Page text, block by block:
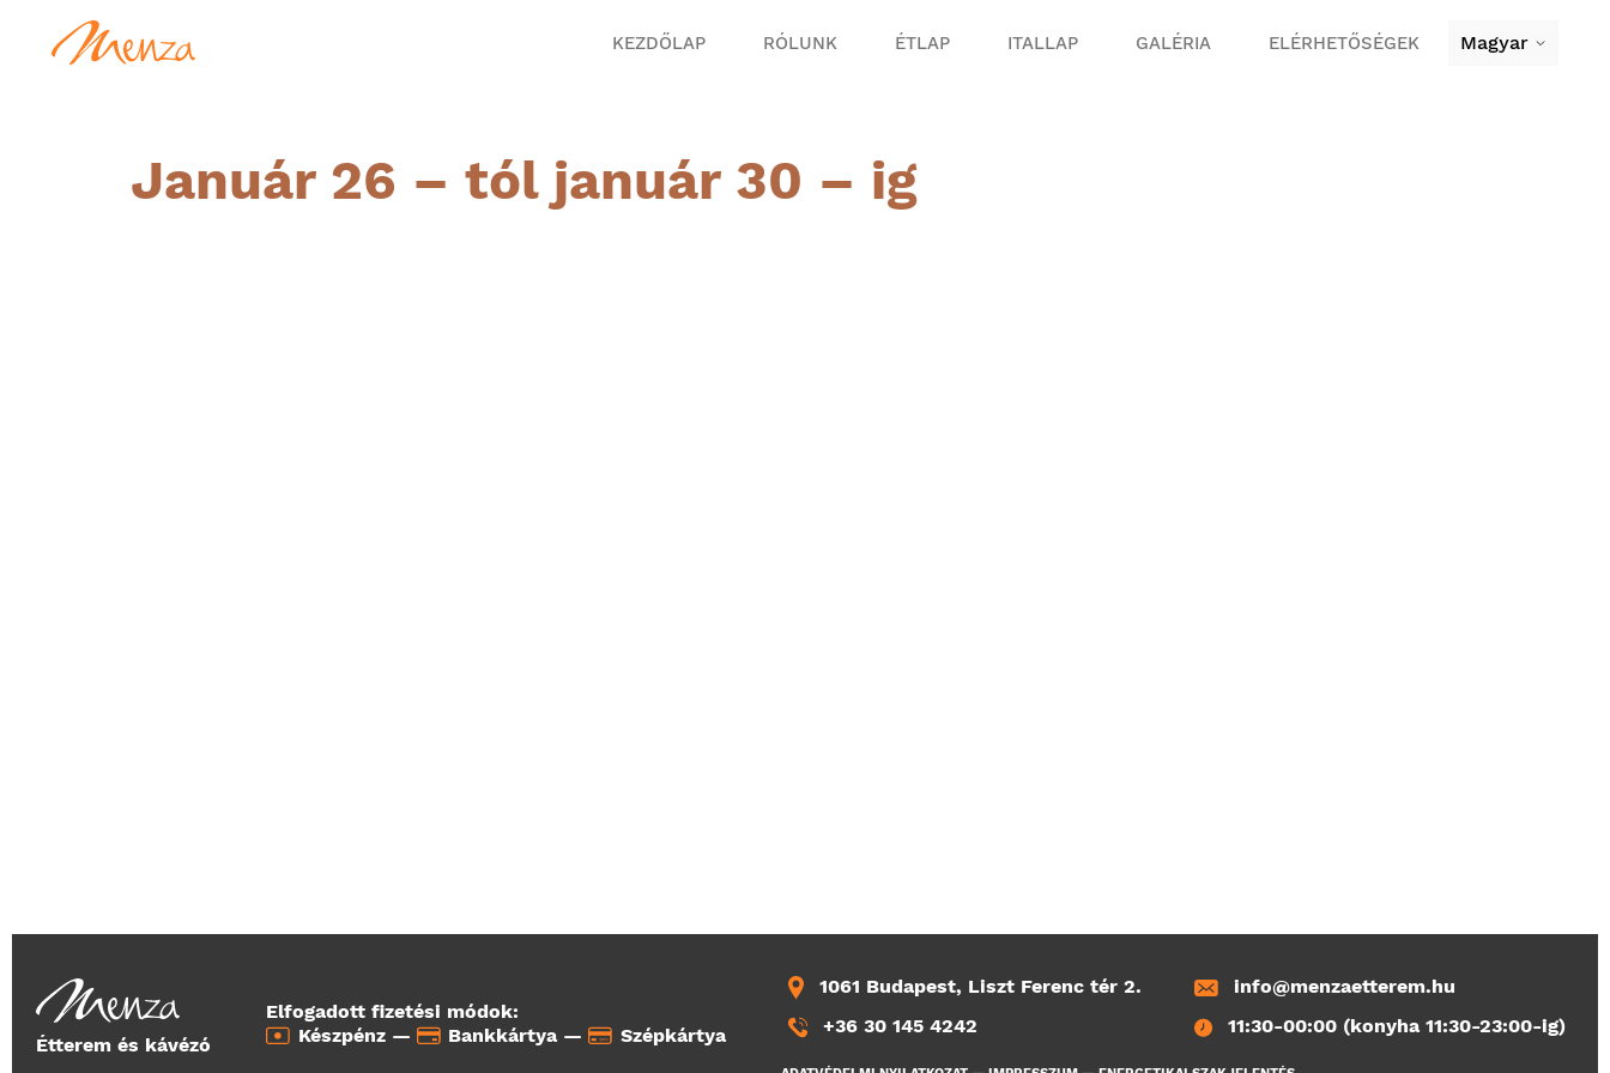
KEZDŐLAP RÓLUNK ÉTLAP ITALLAP GALÉRIA ELÉRHETŐSÉGEK Magyar
Január 26 – tól január 30 – ig
Étterem és kávézó
Elfogadott fizetési módok:
Készpénz —
Bankkártya — Szépkártya
1061 Budapest, Liszt Ferenc tér 2.
+36 30 145 4242
info@menzaetterem.hu
11:30-00:00 (konyha 11:30-23:00-ig)